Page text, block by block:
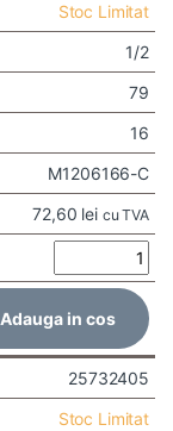
Stoc Limitat
1/2
79
16
M1206166-C
72,60 lei cu TVA
Adauga in cos
25732405
Stoc Limitat